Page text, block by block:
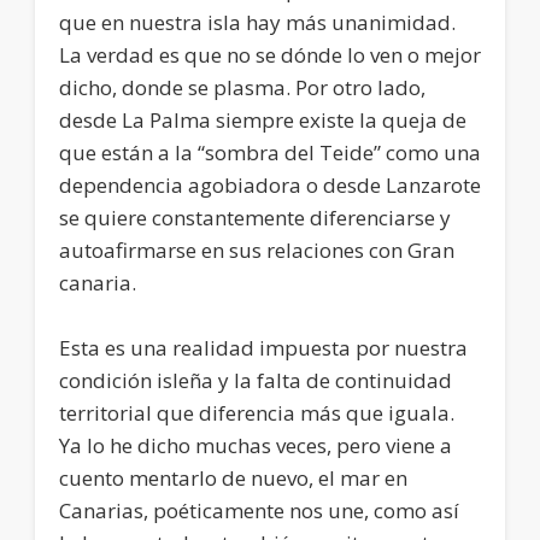
que en nuestra isla hay más unanimidad.
La verdad es que no se dónde lo ven o mejor
dicho, donde se plasma. Por otro lado,
desde La Palma siempre existe la queja de
que están a la “sombra del Teide” como una
dependencia agobiadora o desde Lanzarote
se quiere constantemente diferenciarse y
autoafirmarse en sus relaciones con Gran
canaria.
Esta es una realidad impuesta por nuestra
condición isleña y la falta de continuidad
territorial que diferencia más que iguala.
Ya lo he dicho muchas veces, pero viene a
cuento mentarlo de nuevo, el mar en
Canarias, poéticamente nos une, como así